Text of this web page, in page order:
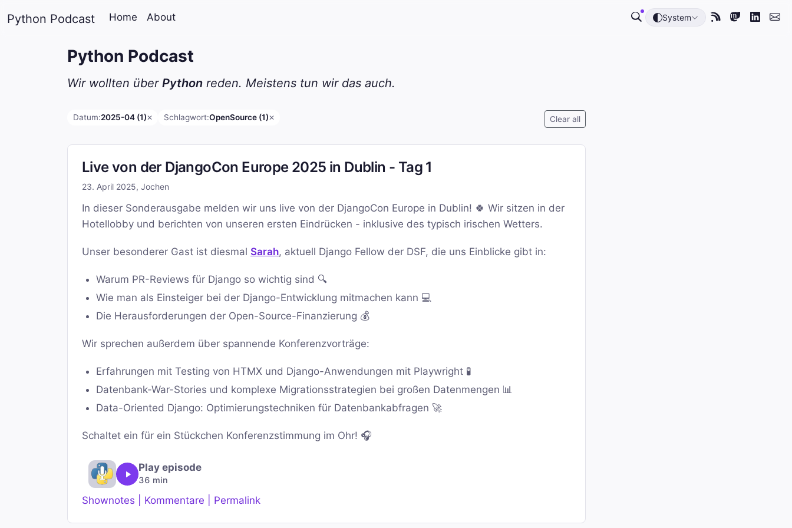
Python Podcast Home About System
Python Podcast
Wir wollten über Python reden. Meistens tun wir das auch.
Datum:2025-04 (1)✕ Schlagwort:OpenSource (1)✕ Clear all
Live von der DjangoCon Europe 2025 in Dublin - Tag 1
23. April 2025, Jochen
In dieser Sonderausgabe melden wir uns live von der DjangoCon Europe in Dublin! 🍀 Wir sitzen in der
Hotellobby und berichten von unseren ersten Eindrücken - inklusive des typisch irischen Wetters.
Unser besonderer Gast ist diesmal Sarah, aktuell Django Fellow der DSF, die uns Einblicke gibt in:
Warum PR-Reviews für Django so wichtig sind 🔍
Wie man als Einsteiger bei der Django-Entwicklung mitmachen kann 💻
Die Herausforderungen der Open-Source-Finanzierung 💰
Wir sprechen außerdem über spannende Konferenzvorträge:
Erfahrungen mit Testing von HTMX und Django-Anwendungen mit Playwright 🧪
Datenbank-War-Stories und komplexe Migrationsstrategien bei großen Datenmengen 📊
Data-Oriented Django: Optimierungstechniken für Datenbankabfragen 🚀
Schaltet ein für ein Stückchen Konferenzstimmung im Ohr! 🎧
Play episode
36 min
Shownotes | Kommentare | Permalink